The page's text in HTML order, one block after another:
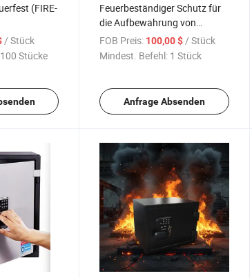
(FIRE-
/ Stück
100 Stücke
Feuerbeständiger Schutz für
die Aufbewahrung von
Dateien (FIRE-631)
FOB Preis: 100,00 $ / Stück
Mindest. Befehl: 1 Stück
Anfrage Absenden